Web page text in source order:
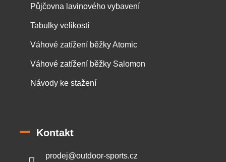
Půjčovna lavinového vybavení
Tabulky velikostí
Váhové zatížení běžky Atomic
Váhové zatížení běžky Salomon
Návody ke stažení
Kontakt
prodej@outdoor-sports.cz